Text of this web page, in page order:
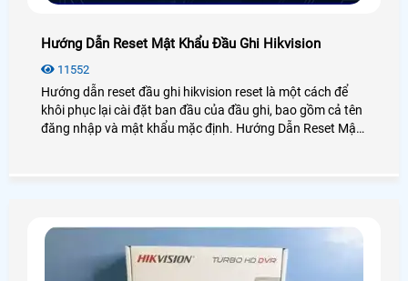
Hướng Dẫn Reset Mật Khẩu Đầu Ghi Hikvision
11552
Hướng dẫn reset đầu ghi hikvision reset là một cách để
khôi phục lại cài đặt ban đầu của đầu ghi, bao gồm cả tên
đăng nhập và mật khẩu mặc định. Hướng Dẫn Reset Mật